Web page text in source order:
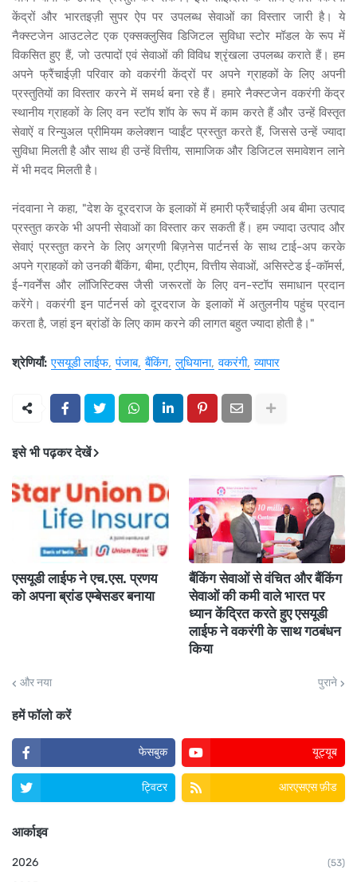
केंद्रों और भारतइज़ी सुपर ऐप पर उपलब्ध सेवाओं का विस्तार जारी है। ये
नैक्स्टजेन आउटलेट एक एक्सक्लुसिव डिजिटल सुविधा स्टोर मॉडल के रूप में
विकसित हुए हैं, जो उत्पादों एवं सेवाओं की विविध श्रृंखला उपलब्ध कराते हैं। हम
अपने फ्रैंचाईज़ी परिवार को वकरंगी केंद्रों पर अपने ग्राहकों के लिए अपनी
प्रस्तुतियों का विस्तार करने में समर्थ बना रहे हैं। हमारे नैक्स्टजेन वकरंगी केंद्र
स्थानीय ग्राहकों के लिए वन स्टॉप शॉप के रूप में काम करते हैं और उन्हें विस्तृत
सेवाऐं व रिन्युअल प्रीमियम कलेक्शन प्वाईंट प्रस्तुत करते हैं, जिससे उन्हें ज्यादा
सुविधा मिलती है और साथ ही उन्हें वित्तीय, सामाजिक और डिजिटल समावेशन लाने
में भी मदद मिलती है।
नंदवाना ने कहा, "देश के दूरदराज के इलाकों में हमारी फ्रैंचाईज़ी अब बीमा उत्पाद
प्रस्तुत करके भी अपनी सेवाओं का विस्तार कर सकती हैं। हम ज्यादा उत्पाद और
सेवाएं प्रस्तुत करने के लिए अग्रणी बिज़नेस पार्टनर्स के साथ टाई-अप करके
अपने ग्राहकों को उनकी बैंकिंग, बीमा, एटीएम, वित्तीय सेवाओं, असिस्टेड ई-कॉमर्स,
ई-गवर्नेंस और लॉजिस्टिक्स जैसी जरूरतों के लिए वन-स्टॉप समाधान प्रदान
करेंगे। वकरंगी इन पार्टनर्स को दूरदराज के इलाकों में अतुलनीय पहुंच प्रदान
करता है, जहां इन ब्रांडों के लिए काम करने की लागत बहुत ज्यादा होती है।"
श्रेणियाँ: एसयूडी लाईफ पंजाब बैंकिंग लुधियाना वकरंगी व्यापार
इसे भी पढ़कर देखें
एसयूडी लाईफ ने एच.एस. प्रणय
को अपना ब्रांड एम्बेसडर बनाया
बैंकिंग सेवाओं से वंचित और बैंकिंग
सेवाओं की कमी वाले भारत पर
ध्यान केंद्रित करते हुए एसयूडी
लाईफ ने वकरंगी के साथ गठबंधन
किया
और नया पुराने
हमें फॉलो करें
फेसबुक यूट्यूब
ट्विटर आरएसएस फ़ीड
आर्काइव
2026 (53)